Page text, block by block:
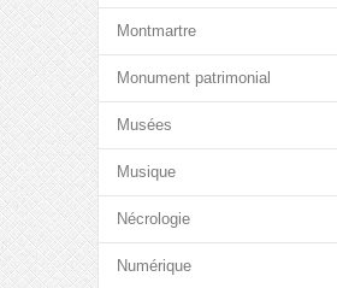
Montmartre
Monument patrimonial
Musées
Musique
Nécrologie
Numérique